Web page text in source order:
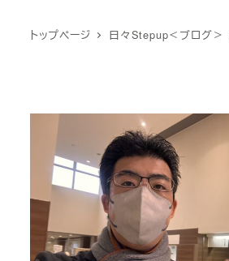
トップページ 日々Stepup＜ブログ＞